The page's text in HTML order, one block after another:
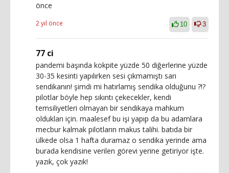
önce
2 yıl önce 10 3
77 ci
pandemi başında kokpite yüzde 50 diğerlerine yüzde
30-35 kesinti yapılırken sesi çıkmamıştı sarı
sendikanın! şimdi mi hatırlamış sendika olduğunu ?!?
pilotlar böyle hep sıkıntı çekecekler, kendi
temsiliyetleri olmayan bir sendikaya mahkum
oldukları için. maalesef bu işi yapıp da bu adamlara
mecbur kalmak pilotların makus talihi. batıda bir
ülkede olsa 1 hafta duramaz o sendika yerinde ama
burada kendisine verilen görevi yerine getiriyor işte.
yazık, çok yazık!